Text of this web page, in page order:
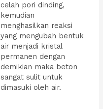
celah pori dinding,
kemudian
menghasilkan reaksi
yang mengubah bentuk
air menjadi kristal
permanen dengan
demikian maka beton
sangat sulit untuk
dimasuki oleh air.